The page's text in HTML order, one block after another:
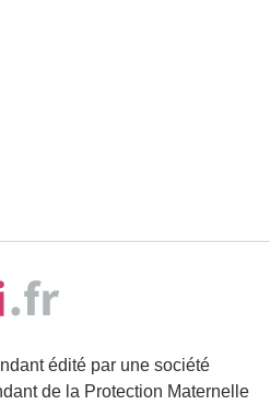
édité par une société
de la Protection Maternelle